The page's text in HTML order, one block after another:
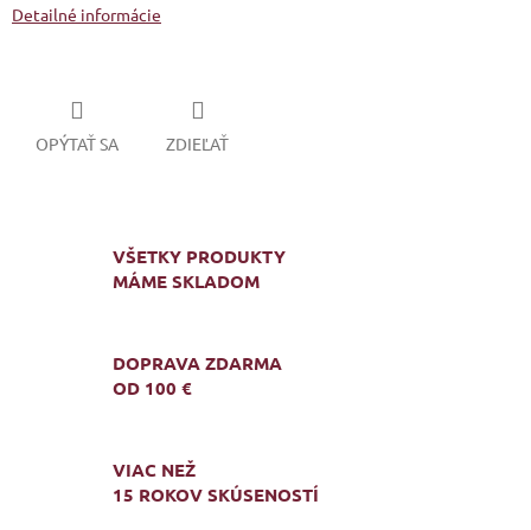
Detailné informácie
OPÝTAŤ SA ZDIEĽAŤ
VŠETKY PRODUKTY
MÁME SKLADOM
DOPRAVA ZDARMA
OD 100 €
VIAC NEŽ
15 ROKOV SKÚSENOSTÍ